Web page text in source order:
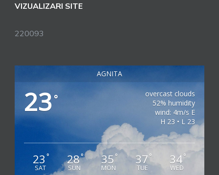
VIZUALIZARI SITE
220093
AGNITA
23°
overcast clouds
52% humidity
wind: 4m/s E
H 23 • L 23
23 °
SAT
28°
SUN
35°
MON
37 °
TUE
34°
WED